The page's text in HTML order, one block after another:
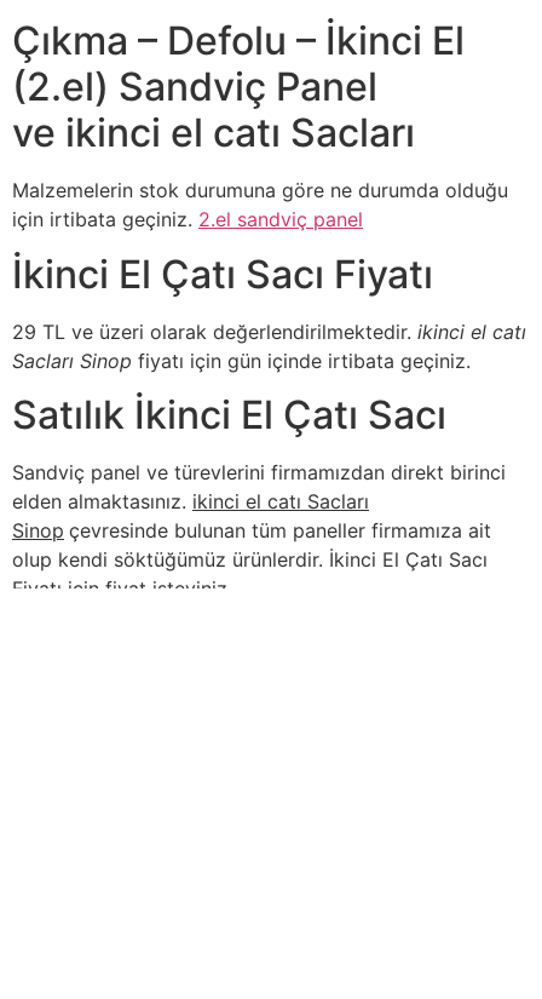
Çıkma – Defolu – İkinci El
(2.el) Sandviç Panel
ve ikinci el catı Sacları
Malzemelerin stok durumuna göre ne durumda olduğu
için irtibata geçiniz. 2.el sandviç panel
İkinci El Çatı Sacı Fiyatı
29 TL ve üzeri olarak değerlendirilmektedir. ikinci el catı
Sacları Sinop fiyatı için gün içinde irtibata geçiniz.
Satılık İkinci El Çatı Sacı
Sandviç panel ve türevlerini firmamızdan direkt birinci
elden almaktasınız. ikinci el catı Sacları
Sinop çevresinde bulunan tüm paneller firmamıza ait
olup kendi söktüğümüz ürünlerdir. İkinci El Çatı Sacı
Fiyatı için fiyat isteyiniz.